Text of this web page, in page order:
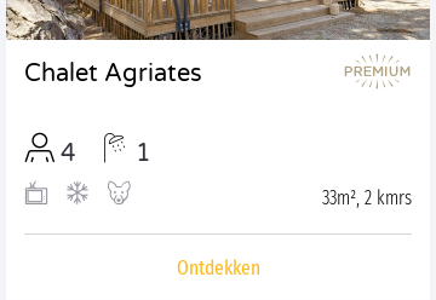
Chalet Agriates
4 1
33m², 2 kmrs
Ontdekken